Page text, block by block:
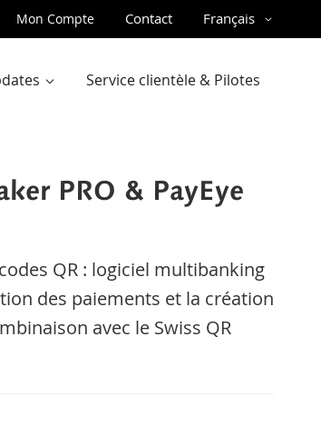
Mon Compte Contact Langue
Français
Service clientèle & Pilotes
PRO & PayEye
QR : logiciel multibanking
des paiements et la création
avec le Swiss QR